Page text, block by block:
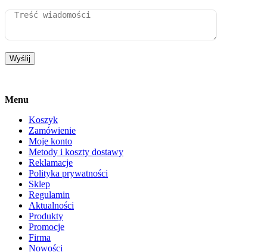
Menu
Koszyk
Zamówienie
Moje konto
Metody i koszty dostawy
Reklamacje
Polityka prywatności
Sklep
Regulamin
Aktualności
Produkty
Promocje
Firma
Nowości